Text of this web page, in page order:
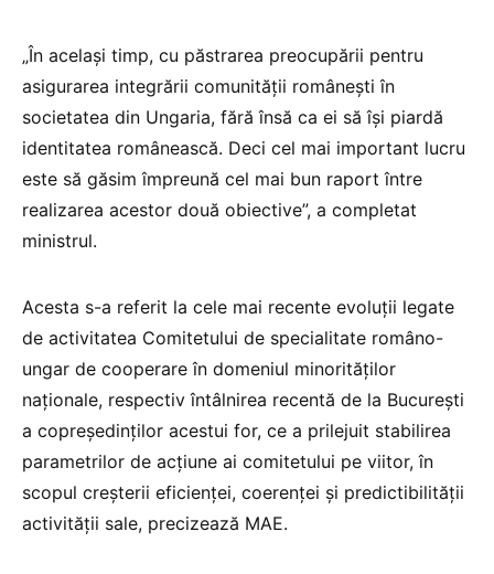
„În acelaşi timp, cu păstrarea preocupării pentru
asigurarea integrării comunităţii româneşti în
societatea din Ungaria, fără însă ca ei să îşi piardă
identitatea românească. Deci cel mai important lucru
este să găsim împreună cel mai bun raport între
realizarea acestor două obiective”, a completat
ministrul.
Acesta s-a referit la cele mai recente evoluţii legate
de activitatea Comitetului de specialitate româno-
ungar de cooperare în domeniul minorităţilor
naţionale, respectiv întâlnirea recentă de la Bucureşti
a copreşedinţilor acestui for, ce a prilejuit stabilirea
parametrilor de acţiune ai comitetului pe viitor, în
scopul creşterii eficienţei, coerenţei şi predictibilităţii
activităţii sale, precizează MAE.